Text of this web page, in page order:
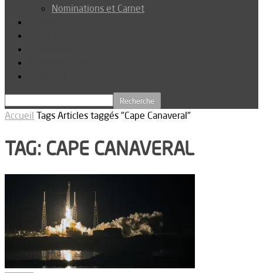
Nominations et Carnet
Accueil Tags Articles taggés "Cape Canaveral"
TAG: CAPE CANAVERAL